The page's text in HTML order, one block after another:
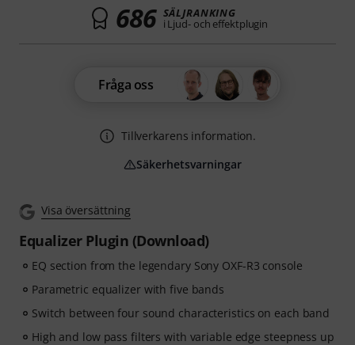
Visa översättning
Equalizer Plugin (Download)
EQ section from the legendary Sony OXF-R3 console
Parametric equalizer with five bands
Switch between four sound characteristics on each band
High and low pass filters with variable edge steepness up
686 SÄLJRANKING
i Ljud- och effektplugin
Fråga oss
Tillverkarens information.
Säkerhetsvarningar